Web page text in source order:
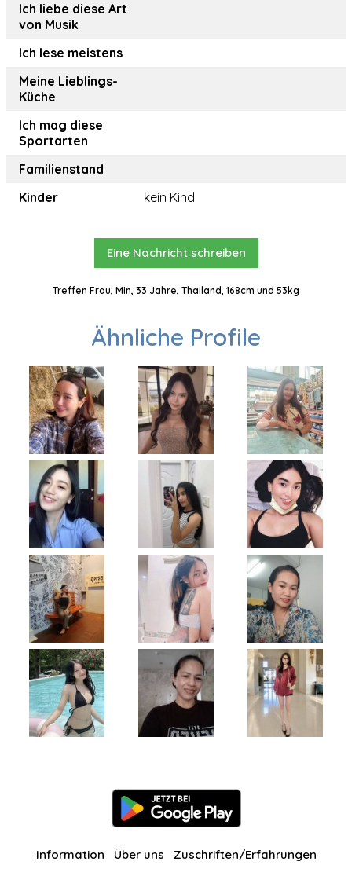
Ich liebe diese Art
von Musik
Ich lese meistens
Meine Lieblings-
Küche
Ich mag diese
Sportarten
Familienstand
Kinder
kein Kind
Eine Nachricht schreiben
Treffen Frau, Min, 33 Jahre, Thailand, 168cm und 53kg
Ähnliche Profile
Information Über uns Zuschriften/Erfahrungen